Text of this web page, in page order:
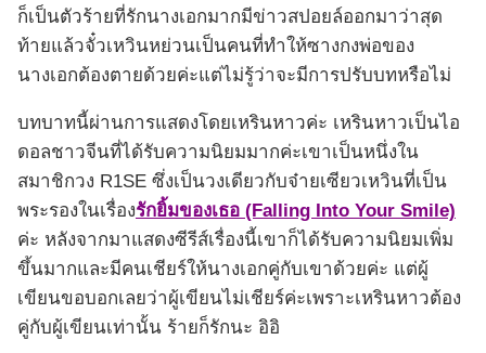
ก็เป็นตัวร้ายที่รักนางเอกมากมีข่าวสปอยล์ออกมาว่าสุด
ท้ายแล้วจั๋วเหวินหย่วนเป็นคนที่ทำให้ซางกงพ่อของ
นางเอกต้องตายด้วยค่ะแต่ไม่รู้ว่าจะมีการปรับบทหรือไม่
บทบาทนี้ผ่านการแสดงโดยเหรินหาวค่ะ เหรินหาวเป็นไอ
ดอลชาวจีนที่ได้รับความนิยมมากค่ะเขาเป็นหนึ่งใน
สมาชิกวง R1SE ซึ่งเป็นวงเดียวกับจ๋ายเซียวเหวินที่เป็น
พระรองในเรื่องรักยิ้มของเธอ (Falling Into Your Smile)
ค่ะ หลังจากมาแสดงซีรีส์เรื่องนี้เขาก็ได้รับความนิยมเพิ่ม
ขึ้นมากและมีคนเชียร์ให้นางเอกคู่กับเขาด้วยค่ะ แต่ผู้
เขียนขอบอกเลยว่าผู้เขียนไม่เชียร์ค่ะเพราะเหรินหาวต้อง
คู่กับผู้เขียนเท่านั้น ร้ายก็รักนะ อิอิ